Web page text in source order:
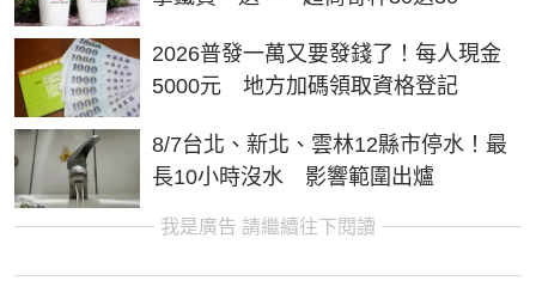
2026普發一萬又要發錢了！每人現金
5000元 地方加碼領取資格登記
8/7台北、新北、雲林12縣市停水！最
長10小時沒水 影響範圍出爐
我是廣告 請繼續往下閱讀